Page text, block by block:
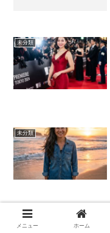
未分類
未分類
未分類
メニュー ホーム